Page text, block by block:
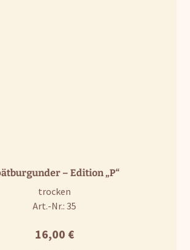
– Edition „P“
trocken
Art.-Nr.: 35
16,00 €